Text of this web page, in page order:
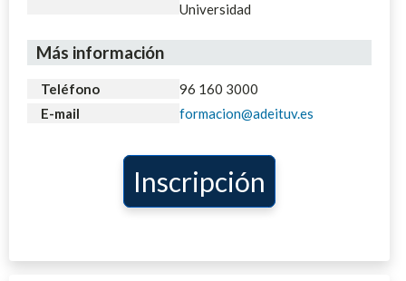
Universidad
Más información
Teléfono
96 160 3000
E-mail
formacion@adeituv.es
Inscripción